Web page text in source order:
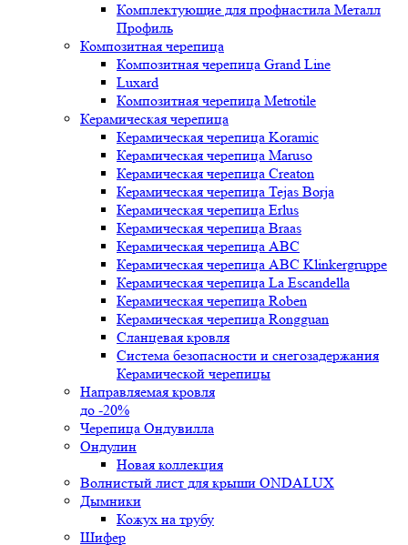
Комплектующие для профнастила Металл
Профиль
Композитная черепица
Композитная черепица Grand Line
Luxard
Композитная черепица Metrotile
Керамическая черепица
Керамическая черепица Koramic
Керамическая черепица Maruso
Керамическая черепица Creaton
Керамическая черепица Tejas Borja
Керамическая черепица Erlus
Керамическая черепица Braas
Керамическая черепица ABC
Керамическая черепица ABC Klinkergruppe
Керамическая черепица La Escandella
Керамическая черепица Roben
Керамическая черепица Rongguan
Сланцевая кровля
Система безопасности и снегозадержания
Керамической черепицы
Направляемая кровля
до -20%
Черепица Ондувилла
Ондулин
Новая коллекция
Волнистый лист для крыши ONDALUX
Дымники
Кожух на трубу
Шифер